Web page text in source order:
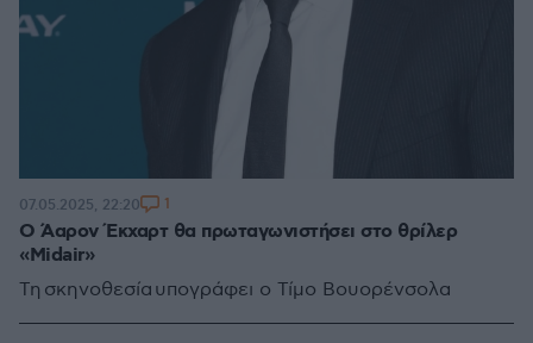
Ο Άαρον Έκχαρτ θα πρωταγωνιστήσει στο θρίλερ
«Midair»
Τη σκηνοθεσία υπογράφει ο Τίμο Βουορένσολα
07.05.2025, 22:20 1